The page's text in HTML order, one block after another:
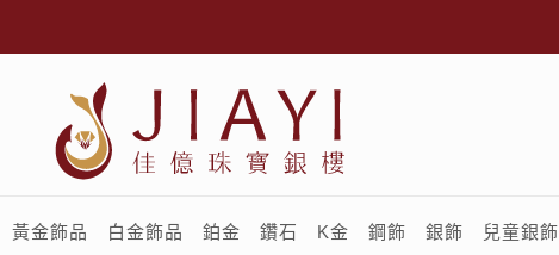
黃金飾品 白金飾品 鉑金 鑽石 K金 鋼飾 銀飾 兒童銀飾